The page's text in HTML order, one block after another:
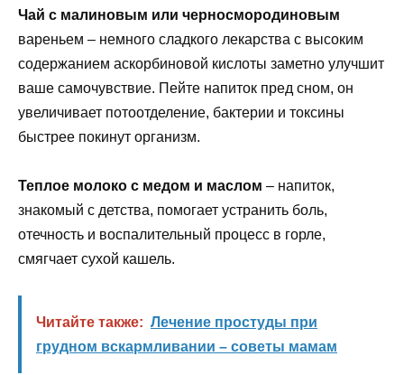
Чай с малиновым или черносмородиновым
вареньем – немного сладкого лекарства с высоким
содержанием аскорбиновой кислоты заметно улучшит
ваше самочувствие. Пейте напиток пред сном, он
увеличивает потоотделение, бактерии и токсины
быстрее покинут организм.
Теплое молоко с медом и маслом – напиток,
знакомый с детства, помогает устранить боль,
отечность и воспалительный процесс в горле,
смягчает сухой кашель.
Читайте также: Лечение простуды при
грудном вскармливании – советы мамам